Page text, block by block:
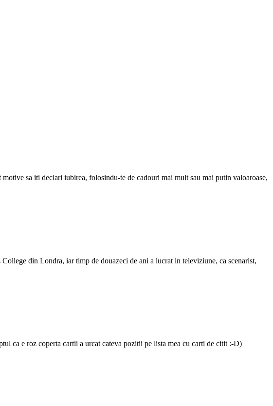
sa iti declari iubirea, folosindu-te de cadouri mai mult sau mai putin valoaroase,
din Londra, iar timp de douazeci de ani a lucrat in televiziune, ca scenarist,
ca e roz coperta cartii a urcat cateva pozitii pe lista mea cu carti de citit :-D)